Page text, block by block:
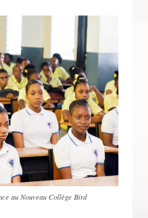
au Nouveau Collège Bird